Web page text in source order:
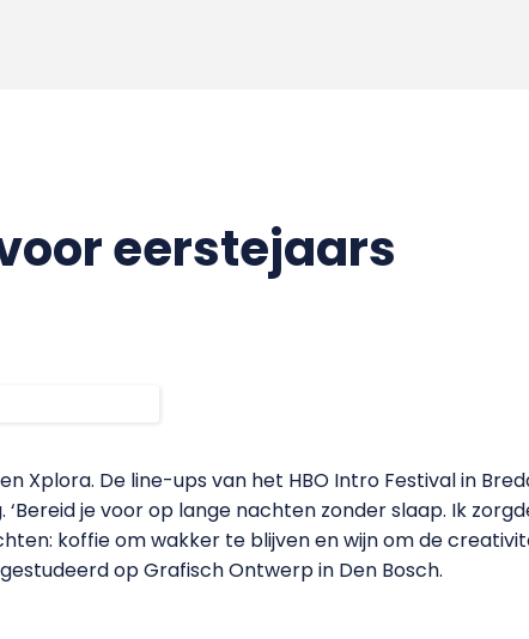
eerstejaars
Xplora. De line-ups van het HBO Intro Festival in
je voor op lange nachten zonder slaap. Ik
koffie om wakker te blijven en wijn om de
op Grafisch Ontwerp in Den Bosch.